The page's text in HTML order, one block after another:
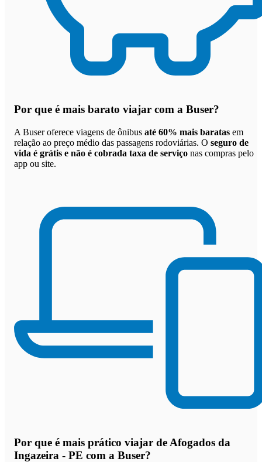
Por que é mais barato viajar com a Buser?
A Buser oferece viagens de ônibus até 60% mais baratas em
relação ao preço médio das passagens rodoviárias. O seguro de
vida é grátis e não é cobrada taxa de serviço nas compras pelo
app ou site.
Por que é mais prático viajar de Afogados da
Ingazeira - PE com a Buser?